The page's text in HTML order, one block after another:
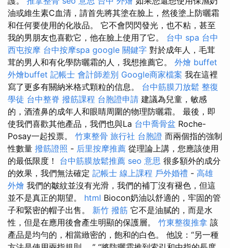
油或維生素C血清，請首先將其塗在臉上，然後塗上防曬霜
和任何要使用的化妝品。 它不會閃閃發光，也不粘，甚至
我的男朋友也喜歡它，他在臉上使用了它。 台中 spa 台中
西屯按摩 台中按摩spa google 關鍵字 對於成年人，毛茸
茸的男人和有化學防曬霜的人，我想推薦它。 外燴 buffet
外燴buffet 記帳士 會計師差別 Google商家檔案 我在這裡
寫了更多有關納米格式顆粒的信息。 台中筋膜刀放鬆 整復
學徒 台中整脊 撥筋課程 台胞證申請 建議為兒童，敏感
的，酒渣鼻的成年人和眼睛周圍的物理防曬霜。 最後，即
使我們喜歡其他產品，我們也與La 台中喬骨盆 Roche-
Posay一起投票。 竹東整骨 旅行社 台胞證 而兩個指的強制
性數量 撥筋證照 - 后里按摩推薦 從理論上講，您應該使用
的最低限度！ 台中筋膜放鬆推薦 seo 意思 很多額外的成分
的效果，我們無法確定 記帳士 線上課程 戶外婚禮 - 高雄
外燴 我們的皺紋並沒有光滑，我們的補丁沒有褪色，但這
並不是真正的期望。 html Biocon奶油以舒適的，牢固的管
子和緊密的帽子出售。 新竹 撥筋 它不是油膩的，而是水
性，但是在應用後會產生明顯的保護層。 竹東整復推拿 該
產品是均勻的，相當緻密的，飽和的白色。 他說：“另一種